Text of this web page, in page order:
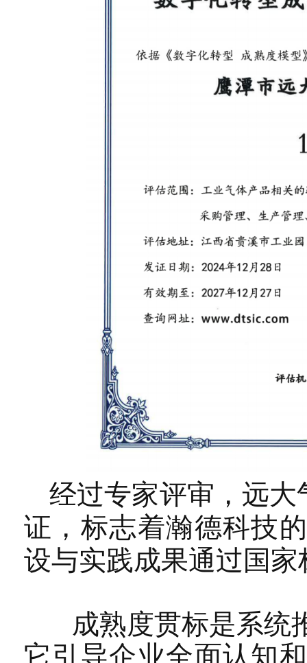
经过专家评审，远大
证，标志着瀚德科技
设与实践成果通过国家
成熟度贯标是系统
它引导企业全面认知